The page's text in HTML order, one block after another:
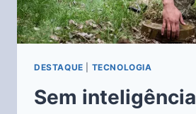
DESTAQUE TECNOLOGIA
Sem inteligência